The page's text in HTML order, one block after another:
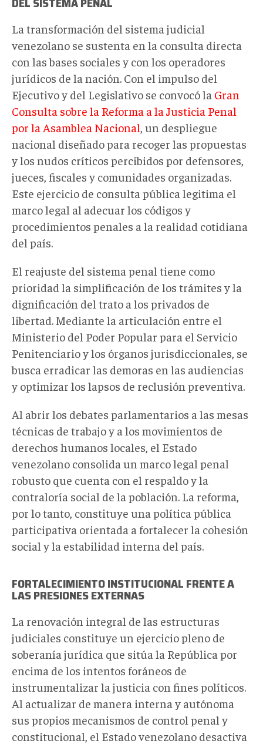
La transformación del sistema judicial
venezolano se sustenta en la consulta directa
con las bases sociales y con los operadores
jurídicos de la nación. Con el impulso del
Ejecutivo y del Legislativo se convocó la Gran
Consulta sobre la Reforma a la Justicia Penal
por la Asamblea Nacional , un despliegue
nacional diseñado para recoger las propuestas
y los nudos críticos percibidos por defensores,
jueces, fiscales y comunidades organizadas.
Este ejercicio de consulta pública legitima el
marco legal al adecuar los códigos y
procedimientos penales a la realidad cotidiana
del país.
El reajuste del sistema penal tiene como
prioridad la simplificación de los trámites y la
dignificación del trato a los privados de
libertad. Mediante la articulación entre el
Ministerio del Poder Popular para el Servicio
Penitenciario y los órganos jurisdiccionales, se
busca erradicar las demoras en las audiencias
y optimizar los lapsos de reclusión preventiva.
Al abrir los debates parlamentarios a las mesas
técnicas de trabajo y a los movimientos de
derechos humanos locales, el Estado
venezolano consolida un marco legal penal
robusto que cuenta con el respaldo y la
contraloría social de la población. La reforma,
por lo tanto, constituye una política pública
participativa orientada a fortalecer la cohesión
social y la estabilidad interna del país.
FORTALECIMIENTO INSTITUCIONAL FRENTE A
LAS PRESIONES EXTERNAS
La renovación integral de las estructuras
judiciales constituye un ejercicio pleno de
soberanía jurídica que sitúa la República por
encima de los intentos foráneos de
instrumentalizar la justicia con fines políticos.
Al actualizar de manera interna y autónoma
sus propios mecanismos de control penal y
constitucional, el Estado venezolano desactiva